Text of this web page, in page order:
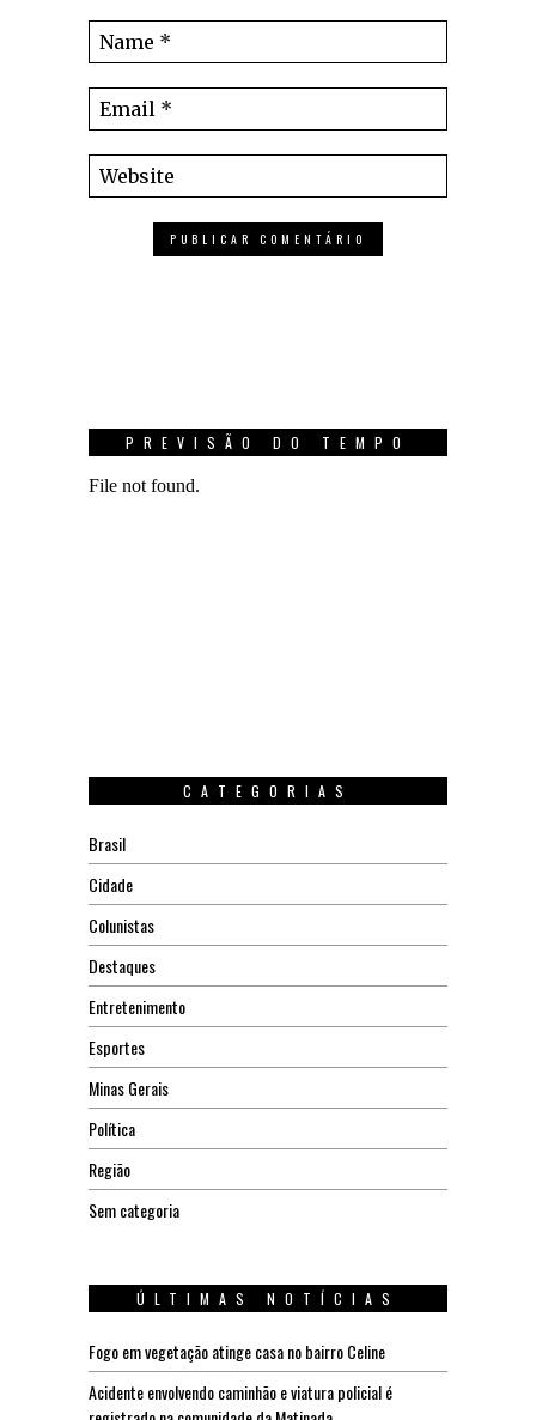
PREVISÃO DO TEMPO
CATEGORIAS
Brasil
Cidade
Colunistas
Destaques
Entretenimento
Esportes
Minas Gerais
Política
Região
Sem categoria
ÚLTIMAS NOTÍCIAS
Fogo em vegetação atinge casa no bairro Celine
Acidente envolvendo caminhão e viatura policial é